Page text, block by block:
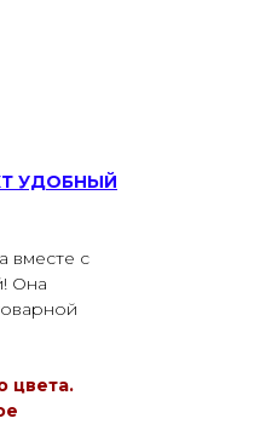
УДОБНЫЙ
вместе с
Она
цвета.